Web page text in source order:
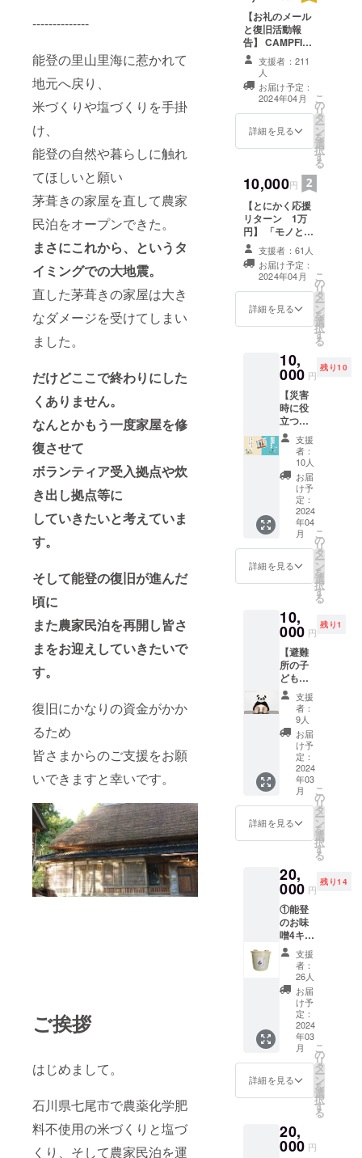
--------------
能登の里山里海に惹かれて
地元へ戻り、
米づくりや塩づくりを手掛
け、
能登の自然や暮らしに触れ
てほしいと願い
茅葺きの家屋を直して農家
民泊をオープンできた。
まさにこれから、というタ
イミングでの大地震。
直した茅葺きの家屋は大き
なダメージを受けてしまい
ました。
だけどここで終わりにした
くありません。
なんとかもう一度家屋を修
復させて
ボランティア受入拠点や炊
き出し拠点等に
していきたいと考えていま
す。
そして能登の復旧が進んだ
頃に
また農家民泊を再開し皆さ
まをお迎えしていきたいで
す。
復旧にかなりの資金がかか
るため
皆さまからのご支援をお願
いできますと幸いです。
ご挨拶
はじめまして。
石川県七尾市で農薬化学肥
料不使用の米づくりと塩づ
くり、そして農家民泊を運
め、３年か
けて茅葺き
を改修して
農家民泊
「能登ごは
ん農場暮ら
し宿じろざ
み」をオー
プンしまし
【お礼のメール
と復旧活動報
告】 CAMPFIRE
のメッセージ機
能より、ご支援
のお礼のメール
をお送ります。
また、復旧の活
させていただき
ます。
支援者：211
人
お届け予定：
2024年04月
詳細を見る
こ
の
リ
タ
ー
ン
を
選
択
す
る
10,000円
【とにかく応援
リターン 1万
円】 「モノとし
てのリターンは
いらないのでと
にかく応援した
い」という有難
い声に応えて、
『とにかく応援
はお礼のお手紙
をお送りしま
支援者：61人
お届け予定：
2024年04月
詳細を見る
こ
の
リ
タ
ー
ン
を
選
択
す
る
10,
000 円
残り10
【災害
時に役
立つ携
帯トイ
レ『ぽ
けっト
イレ』
を被災
地＆あ
なたの
ご自宅
へ】 ①
携帯ト
イレ
『ぽ
けっト
を被災
地に10
個・あ
なたの
ご自宅
に10個
お届け
しま
す。
②CAM
PFIRE
管理画
面より
お礼の
メール
をお送
りしま
ととし
て上位
にあげ
られて
いるの
がトイ
レ問
題。 た
だトイ
レがで
きない
だけで
なく、
衛生環
境の悪
化によ
る感染
制する
ことに
支援
者：
10人
お届
け予
定：
2024
年04
月
詳細を見る
こ
の
リ
タ
ー
ン
を
選
択
す
る
10,
000 円
残り1
【避難
所の子
どもた
ちにぬ
いぐる
みを送
れる権
利】 被
災して
以降、
慣れな
い環境
で避難
所生活
を余儀
なくさ
る子ど
もたち
がまだ
たくさ
んいま
す。 充
分な遊
び場が
用意さ
れてい
ない避
難所が
多いた
め、少
しでも
子ども
たちに
えてい
たとこ
支援
者：
9人
お届
け予
定：
2024
年03
月
詳細を見る
こ
の
リ
タ
ー
ン
を
選
択
す
る
20,
000 円
残り14
①能登
のお味
噌4キロ
わが家
の能登
の地大
豆とわ
が家の
能登の
釜炊き
塩、わ
が家の
能登の
米でつ
くった
麹を使
オール
能登産
わが家
支援
者：
26人
お届
け予
定：
2024
年03
月
詳細を見る
こ
の
リ
タ
ー
ン
を
選
択
す
る
20,
000 円